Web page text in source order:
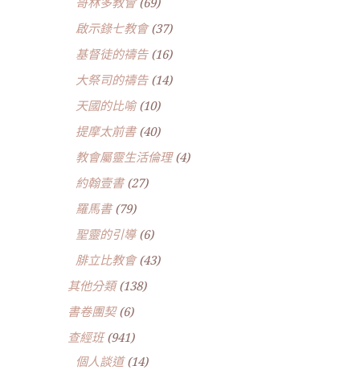
啟示錄七教會(37)
基督徒的禱告(16)
大祭司的禱告(14)
天國的比喻(10)
提摩太前書(40)
教會屬靈生活倫理(4)
約翰壹書(27)
羅馬書(79)
聖靈的引導(6)
腓立比教會(43)
其他分類(138)
書卷團契(6)
查經班(941)
個人談道(14)